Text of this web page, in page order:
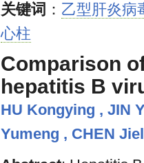
关键词 ： 乙型肝炎病
心柱
Comparison
hepatitis B
HU Kongying , JIN
Yumeng , CHEN